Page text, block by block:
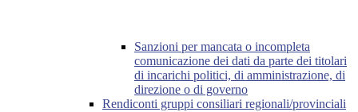
Sanzioni per mancata o incompleta
comunicazione dei dati da parte dei titolari
di incarichi politici, di amministrazione, di
direzione o di governo
Rendiconti gruppi consiliari regionali/provinciali